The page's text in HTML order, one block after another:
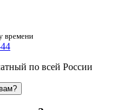
времени
по всей России